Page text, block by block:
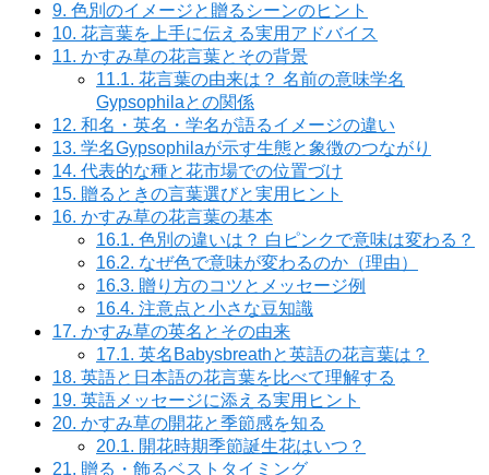
9. 色別のイメージと贈るシーンのヒント
10. 花言葉を上手に伝える実用アドバイス
11. かすみ草の花言葉とその背景
11.1. 花言葉の由来は？ 名前の意味学名
Gypsophilaとの関係
12. 和名・英名・学名が語るイメージの違い
13. 学名Gypsophilaが示す生態と象徴のつながり
14. 代表的な種と花市場での位置づけ
15. 贈るときの言葉選びと実用ヒント
16. かすみ草の花言葉の基本
16.1. 色別の違いは？ 白ピンクで意味は変わる？
16.2. なぜ色で意味が変わるのか（理由）
16.3. 贈り方のコツとメッセージ例
16.4. 注意点と小さな豆知識
17. かすみ草の英名とその由来
17.1. 英名Babysbreathと英語の花言葉は？
18. 英語と日本語の花言葉を比べて理解する
19. 英語メッセージに添える実用ヒント
20. かすみ草の開花と季節感を知る
20.1. 開花時期季節誕生花はいつ？
21. 贈る・飾るベストタイミング